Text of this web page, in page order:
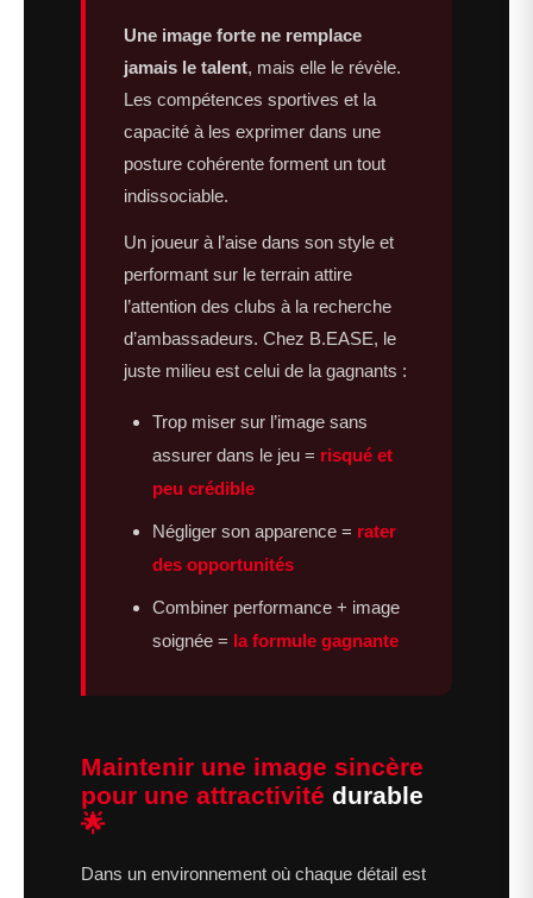
Une image forte ne remplace
jamais le talent, mais elle le révèle.
Les compétences sportives et la
capacité à les exprimer dans une
posture cohérente forment un tout
indissociable.
Un joueur à l’aise dans son style et
performant sur le terrain attire
l’attention des clubs à la recherche
d’ambassadeurs. Chez B.EASE, le
juste milieu est celui de la gagnants :
Trop miser sur l’image sans
assurer dans le jeu = risqué et
peu crédible
Négliger son apparence = rater
des opportunités
Combiner performance + image
soignée = la formule gagnante
Maintenir une image sincère
pour une attractivité durable
🌟
Dans un environnement où chaque détail est